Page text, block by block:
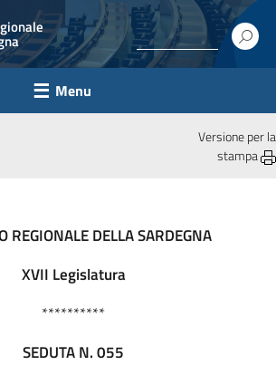
Menu
Versione per la
stampa
REGIONALE DELLA SARDEGNA
XVII Legislatura
**********
SEDUTA N. 055